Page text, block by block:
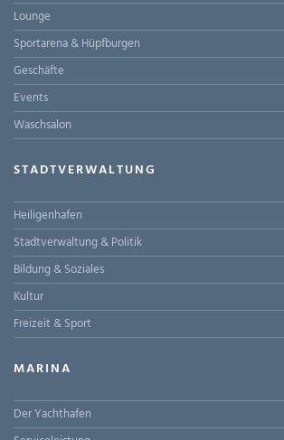
Lounge
Sportarena & Hüpfburgen
Geschäfte
Events
Waschsalon
STADTVERWALTUNG
Heiligenhafen
Stadtverwaltung & Politik
Bildung & Soziales
Kultur
Freizeit & Sport
MARINA
Der Yachthafen